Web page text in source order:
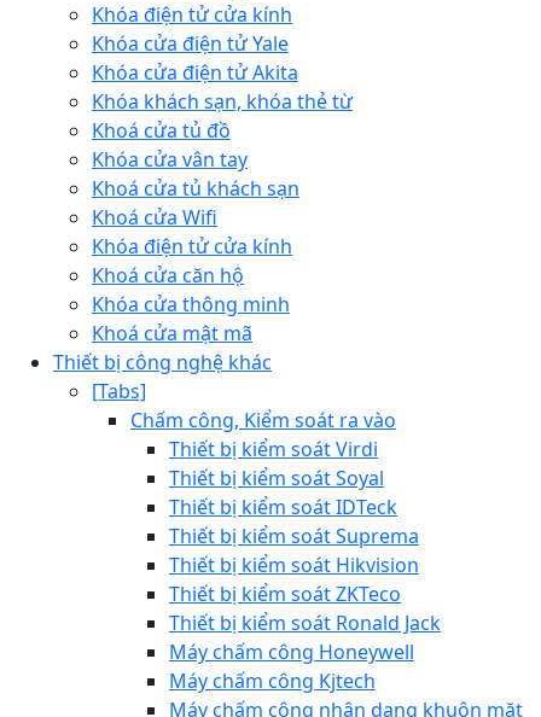
Khóa điện tử cửa kính
Khóa cửa điện tử Yale
Khóa cửa điện tử Akita
Khóa khách sạn, khóa thẻ từ
Khoá cửa tủ đồ
Khóa cửa vân tay
Khoá cửa tủ khách sạn
Khoá cửa Wifi
Khóa điện tử cửa kính
Khoá cửa căn hộ
Khóa cửa thông minh
Khoá cửa mật mã
Thiết bị công nghệ khác
[Tabs]
Chấm công, Kiểm soát ra vào
Thiết bị kiểm soát Virdi
Thiết bị kiểm soát Soyal
Thiết bị kiểm soát IDTeck
Thiết bị kiểm soát Suprema
Thiết bị kiểm soát Hikvision
Thiết bị kiểm soát ZKTeco
Thiết bị kiểm soát Ronald Jack
Máy chấm công Honeywell
Máy chấm công Kjtech
Máy chấm công nhận dạng khuôn mặt